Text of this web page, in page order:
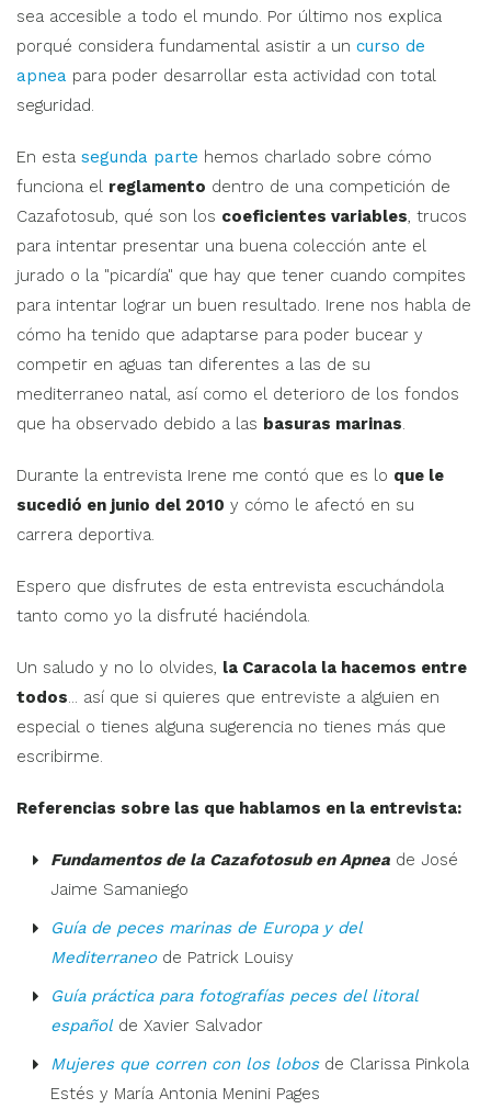
sea accesible a todo el mundo. Por último nos explica
porqué considera fundamental asistir a un curso de
apnea para poder desarrollar esta actividad con total
seguridad.
En esta segunda parte hemos charlado sobre cómo
funciona el reglamento dentro de una competición de
Cazafotosub, qué son los coeficientes variables , trucos
para intentar presentar una buena colección ante el
jurado o la "picardía" que hay que tener cuando compites
para intentar lograr un buen resultado. Irene nos habla de
cómo ha tenido que adaptarse para poder bucear y
competir en aguas tan diferentes a las de su
mediterraneo natal, así como el deterioro de los fondos
que ha observado debido a las basuras marinas
Durante la entrevista Irene me contó que es lo que le
sucedió en junio del 2010 y cómo le afectó en su
carrera deportiva.
Espero que disfrutes de esta entrevista escuchándola
tanto como yo la disfruté haciéndola.
Un saludo y no lo olvides, la Caracola la hacemos entre
todos ... así que si quieres que entreviste a alguien en
especial o tienes alguna sugerencia no tienes más que
escribirme.
Referencias sobre las que hablamos en la entrevista:
Fundamentos de la Cazafotosub en Apnea de José
Jaime Samaniego
Guía de peces marinas de Europa y del
Mediterraneode Patrick Louisy
Guía práctica para fotografías peces del litoral
españolde Xavier Salvador
Mujeres que corren con los lobosde Clarissa Pinkola
Estés y María Antonia Menini Pages